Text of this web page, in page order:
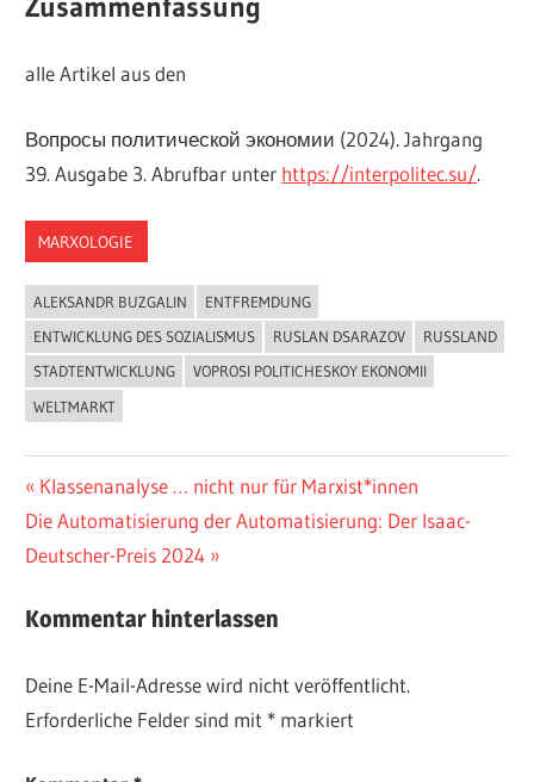
alle Artikel aus den
Вопросы политической экономии (2024). Jahrgang
39. Ausgabe 3. Abrufbar unter https://interpolitec.su/.
MARXOLOGIE
ALEKSANDR BUZGALIN
ENTFREMDUNG
ENTWICKLUNG DES SOZIALISMUS
RUSLAN DSARAZOV
RUSSLAND
STADTENTWICKLUNG
VOPROSI POLITICHESKOY EKONOMII
WELTMARKT
Beitragsnavigation
Vorheriger
Beitrag:
Klassenanalyse … nicht nur für Marxist*innen
Nächster
Beitrag:
Die Automatisierung der Automatisierung: Der Isaac-
Deutscher-Preis 2024
Kommentar hinterlassen
Deine E-Mail-Adresse wird nicht veröffentlicht.
Erforderliche Felder sind mit * markiert